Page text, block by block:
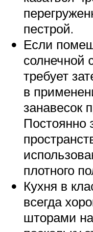
пестрой.
Если
солнечной
требует
в
занавесок
Постоянно
плотного
Кухня в
всегда
шторами